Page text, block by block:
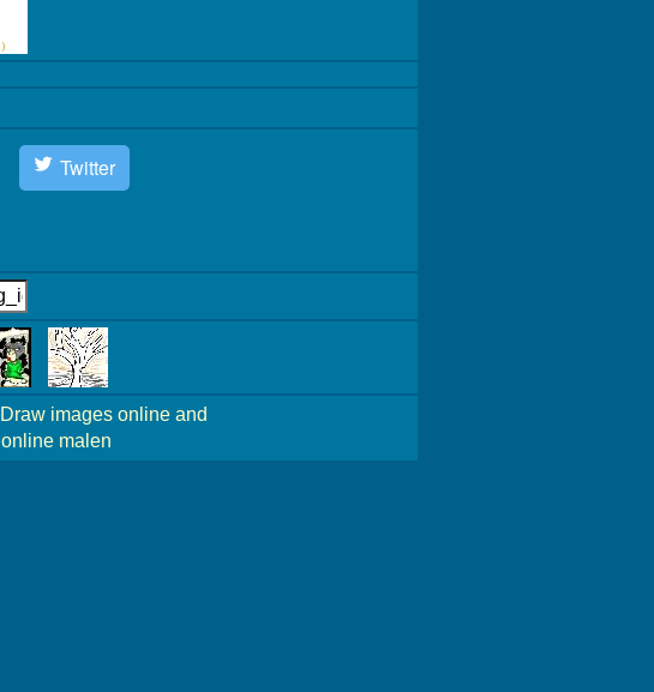
Twitter
Draw images online and
online malen